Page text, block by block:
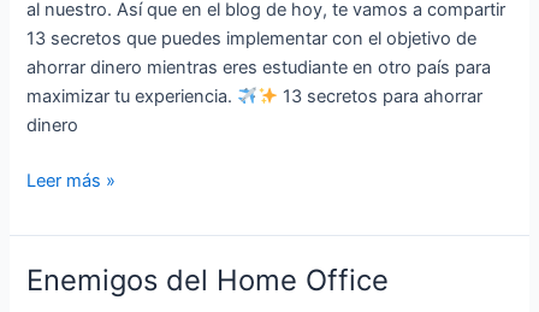
al nuestro. Así que en el blog de hoy, te vamos a compartir
13 secretos que puedes implementar con el objetivo de
ahorrar dinero mientras eres estudiante en otro país para
maximizar tu experiencia.
13 secretos para ahorrar
dinero
Leer más »
Enemigos del Home Office
Enemigos